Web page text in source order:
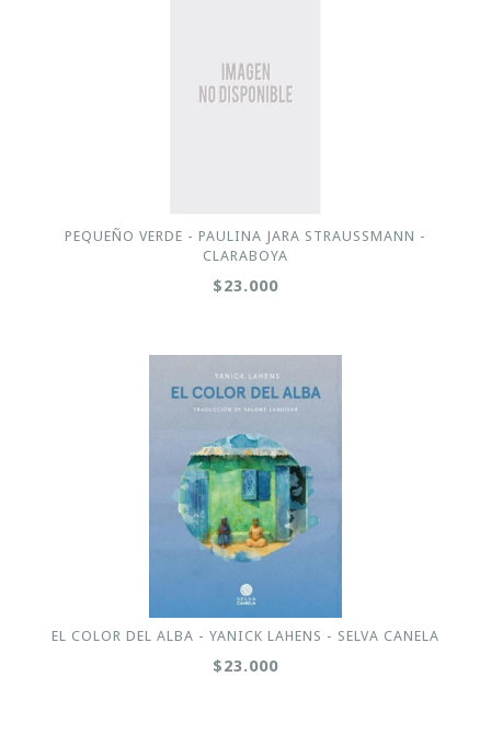
PEQUEÑO VERDE - PAULINA JARA STRAUSSMANN -
CLARABOYA
$23.000
EL COLOR DEL ALBA - YANICK LAHENS - SELVA CANELA
$23.000